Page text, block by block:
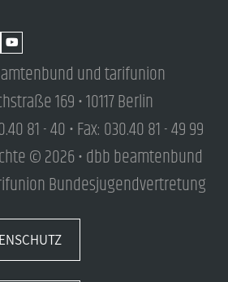
und tarifunion
169 • 10117 Berlin
81 - 40 • Fax: 030.40 81 - 49 99
© 2026 • dbb beamtenbund
Bundesjugendvertretung